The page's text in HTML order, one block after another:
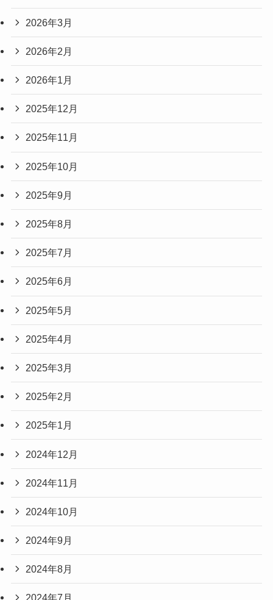
2026年3月
2026年2月
2026年1月
2025年12月
2025年11月
2025年10月
2025年9月
2025年8月
2025年7月
2025年6月
2025年5月
2025年4月
2025年3月
2025年2月
2025年1月
2024年12月
2024年11月
2024年10月
2024年9月
2024年8月